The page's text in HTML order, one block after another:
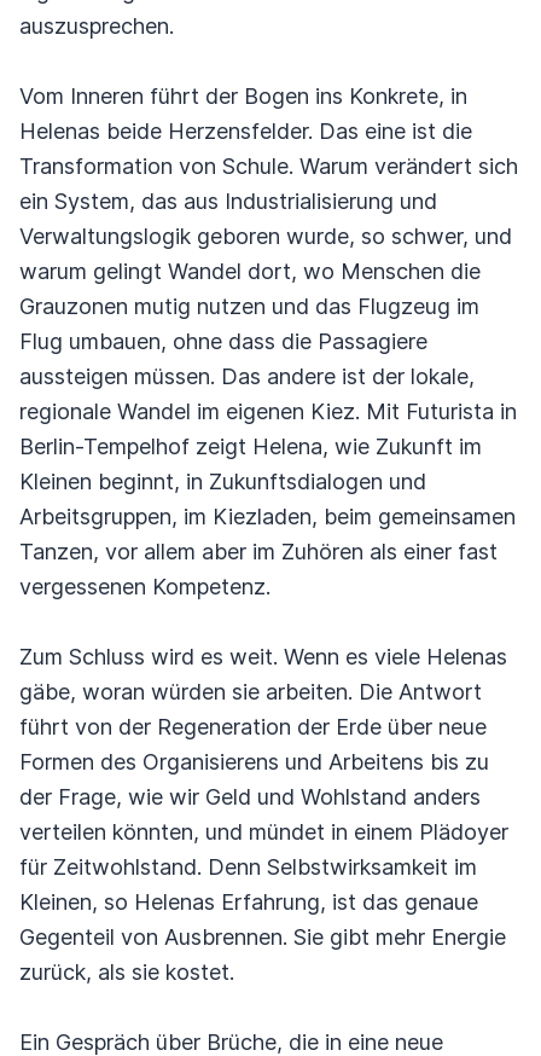
auszusprechen.
Vom Inneren führt der Bogen ins Konkrete, in
Helenas beide Herzensfelder. Das eine ist die
Transformation von Schule. Warum verändert sich
ein System, das aus Industrialisierung und
Verwaltungslogik geboren wurde, so schwer, und
warum gelingt Wandel dort, wo Menschen die
Grauzonen mutig nutzen und das Flugzeug im
Flug umbauen, ohne dass die Passagiere
aussteigen müssen. Das andere ist der lokale,
regionale Wandel im eigenen Kiez. Mit Futurista in
Berlin-Tempelhof zeigt Helena, wie Zukunft im
Kleinen beginnt, in Zukunftsdialogen und
Arbeitsgruppen, im Kiezladen, beim gemeinsamen
Tanzen, vor allem aber im Zuhören als einer fast
vergessenen Kompetenz.
Zum Schluss wird es weit. Wenn es viele Helenas
gäbe, woran würden sie arbeiten. Die Antwort
führt von der Regeneration der Erde über neue
Formen des Organisierens und Arbeitens bis zu
der Frage, wie wir Geld und Wohlstand anders
verteilen könnten, und mündet in einem Plädoyer
für Zeitwohlstand. Denn Selbstwirksamkeit im
Kleinen, so Helenas Erfahrung, ist das genaue
Gegenteil von Ausbrennen. Sie gibt mehr Energie
zurück, als sie kostet.
Ein Gespräch über Brüche, die in eine neue